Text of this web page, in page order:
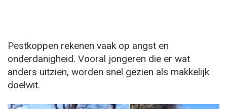
Pestkoppen rekenen vaak op angst en
onderdanigheid. Vooral jongeren die er wat
anders uitzien, worden snel gezien als makkelijk
doelwit.